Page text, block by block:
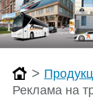
>
Реклама на